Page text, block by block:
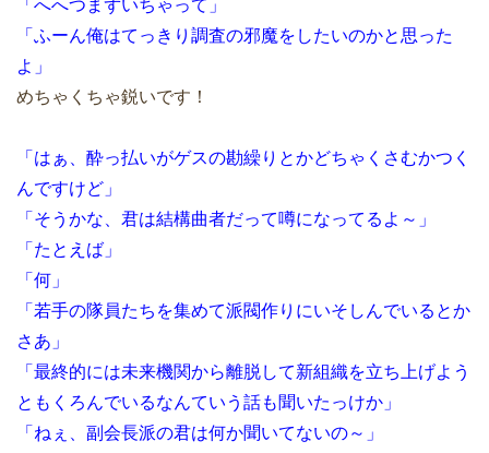
「へへつまずいちゃって」
「ふーん俺はてっきり調査の邪魔をしたいのかと思った
よ」
めちゃくちゃ鋭いです！
「はぁ、酔っ払いがゲスの勘繰りとかどちゃくさむかつく
んですけど」
「そうかな、君は結構曲者だって噂になってるよ～」
「たとえば」
「何」
「若手の隊員たちを集めて派閥作りにいそしんでいるとか
さあ」
「最終的には未来機関から離脱して新組織を立ち上げよう
ともくろんでいるなんていう話も聞いたっけか」
「ねぇ、副会長派の君は何か聞いてないの～」